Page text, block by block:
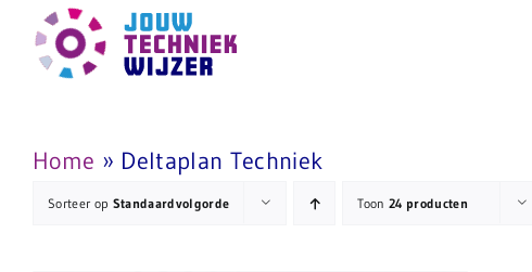
naar
Home » Deltaplan Techniek
Sorteer op Standaardvolgorde Toon 24 producten